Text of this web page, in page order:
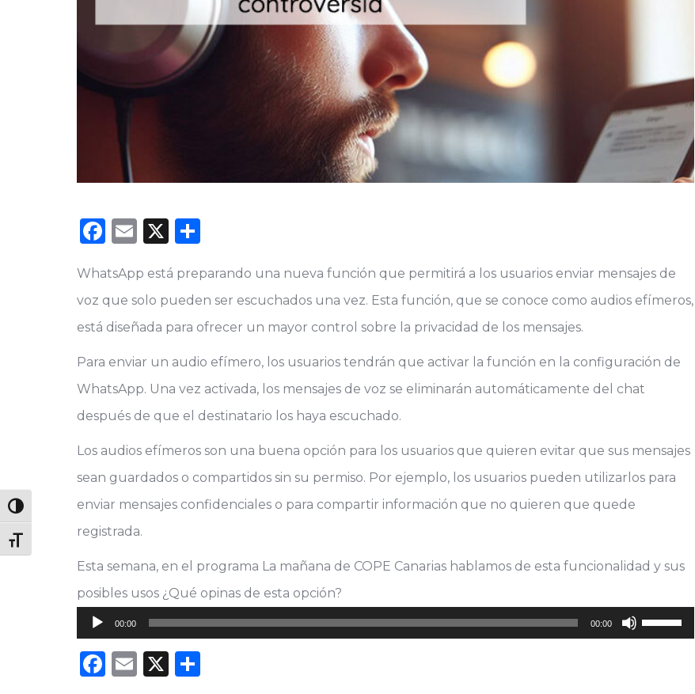
Alternar alto contraste
Alternar tamaño de letra
Facebook
Email
X
WhatsApp está preparando una nueva función que permitirá a los usuarios enviar mensajes de
voz que solo pueden ser escuchados una vez. Esta función, que se conoce como audios efímeros,
está diseñada para ofrecer un mayor control sobre la privacidad de los mensajes.
Para enviar un audio efímero, los usuarios tendrán que activar la función en la configuración de
WhatsApp. Una vez activada, los mensajes de voz se eliminarán automáticamente del chat
después de que el destinatario los haya escuchado.
Los audios efímeros son una buena opción para los usuarios que quieren evitar que sus mensajes
sean guardados o compartidos sin su permiso. Por ejemplo, los usuarios pueden utilizarlos para
enviar mensajes confidenciales o para compartir información que no quieren que quede
registrada.
Esta semana, en el programa La mañana de COPE Canarias hablamos de esta funcionalidad y sus
posibles usos ¿Qué opinas de esta opción?
Reproductor
audio
00:00 00:00
Utiliza
Facebook
Email
X